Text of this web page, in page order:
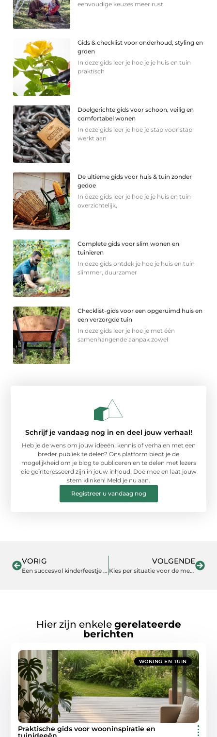
eenvoudige keuzes meer rust
Gids & checklist voor onderhoud, styling en
groen
In deze gids leer je hoe je je huis en tuin
praktisch
Doelgerichte gids voor schoon, veilig en
comfortabel wonen
In deze gids leer je hoe je stap voor stap
werkt aan
De ultieme gids voor huis & tuin zonder
gedoe
In deze gids leer je hoe je je huis en tuin
overzichtelijk,
Complete gids voor slim wonen en
tuinieren
In deze gids ontdek je hoe je huis en tuin
slimmer, duurzamer
Checklist-gids voor een opgeruimd huis en
een verzorgde tuin
In deze gids leer je hoe je met één
samenhangende aanpak zowel
Schrijf je vandaag nog in en deel jouw verhaal!
Heb je de wens om jouw ideeën, kennis of verhalen met een
breder publiek te delen? Ons platform biedt je de
mogelijkheid om je blog te publiceren en te delen met lezers
die geïnteresseerd zijn in jouw inhoud. Doe mee en laat jouw
stem klinken! Meld je nu aan.
Registreer u vandaag nog
VORIG
Een succesvol kinderfeestje bij u thuis dankzij deze themakisten
VOLGENDE
Kies per situatie voor de meest geschikte fitting
Hier zijn enkele gerelateerde
berichten
WONING EN TUIN
Praktische gids voor wooninspiratie en